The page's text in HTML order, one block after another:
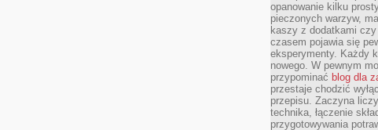
opanowanie kilku
pieczonych warzyw,
kaszy z dodatkami
czasem pojawia się
eksperymenty. Każdy
nowego. W pewnym
przypominać blog dla
przestaje chodzić
przepisu. Zaczyna
technika, łączenie
przygotowywania